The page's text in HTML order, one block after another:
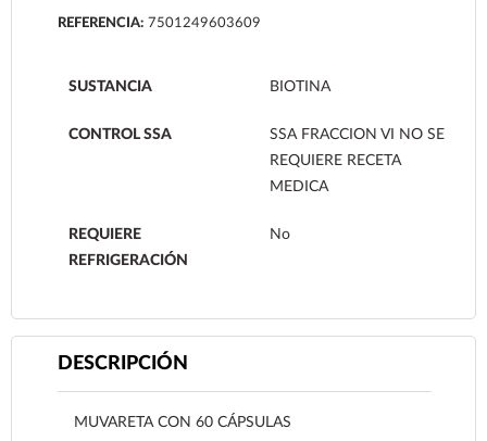
REFERENCIA: 7501249603609
SUSTANCIA BIOTINA
CONTROL SSA
SSA FRACCION VI NO SE
REQUIERE RECETA
MEDICA
REQUIERE
REFRIGERACIÓN
No
DESCRIPCIÓN
MUVARETA CON 60 CÁPSULAS